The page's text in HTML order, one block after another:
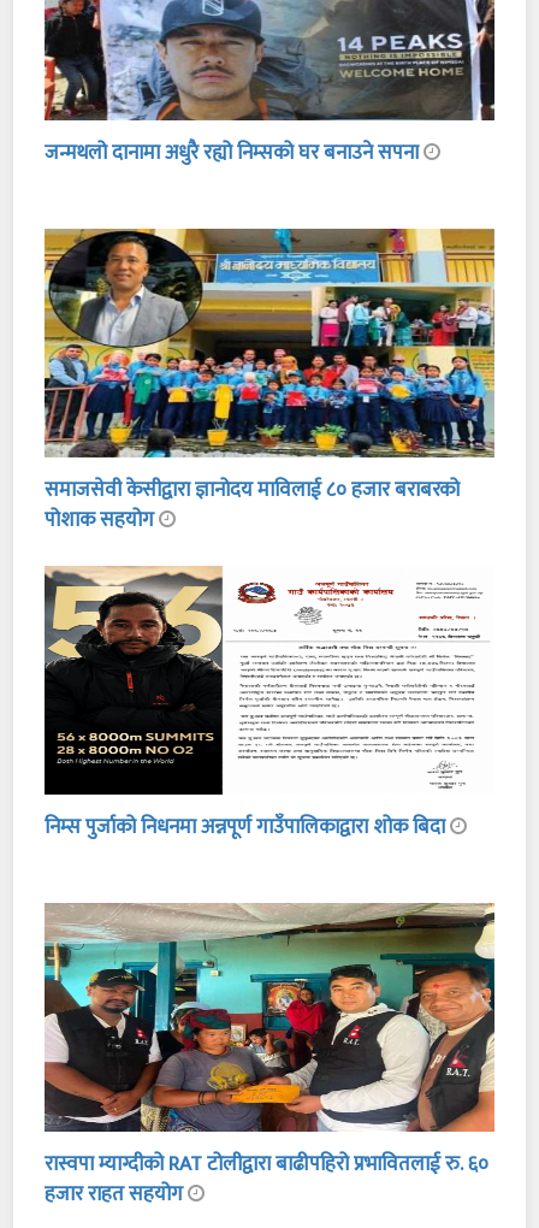
जन्मथलो दानामा अधुरै रह्यो निम्सको घर बनाउने सपना
समाजसेवी केसीद्वारा ज्ञानोदय माविलाई ८० हजार बराबरको
पोशाक सहयोग
निम्स पुर्जाको निधनमा अन्नपूर्ण गाउँपालिकाद्वारा शोक बिदा
रास्वपा म्याग्दीको RAT टोलीद्वारा बाढीपहिरो प्रभावितलाई रु. ६०
हजार राहत सहयोग